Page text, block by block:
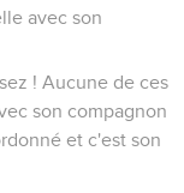
avec son
! Aucune de ces
son compagnon
et c'est son